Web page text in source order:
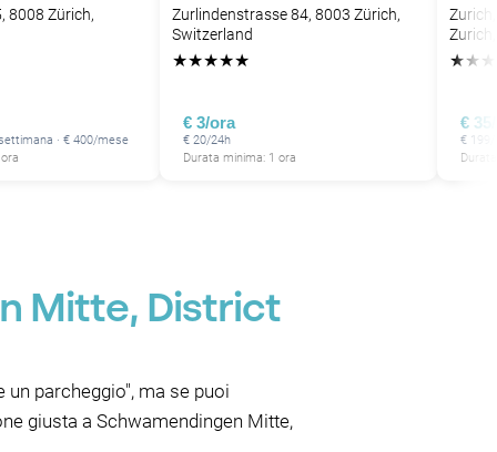
8008 Zürich,
· € 400/mese
Zurlindenstrasse 84, 8003 Zürich,
Switzerland
★★★★★
€ 3/ora
€ 20/24h
Durata minima: 1 ora
★★ ★
€
€
Mitte, District
parcheggio", ma se puoi
giusta a Schwamendingen Mitte,